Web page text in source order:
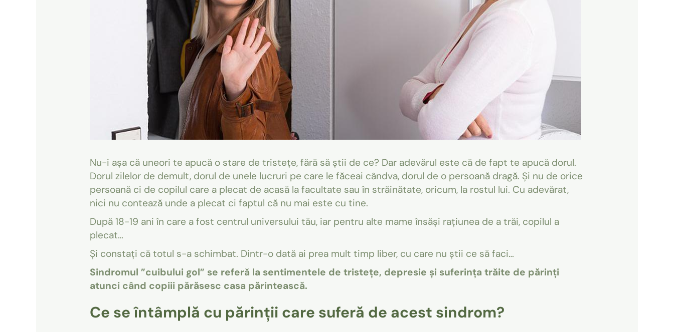
Nu-i așa că uneori te apucă o stare de tristețe, fără să știi de ce? Dar adevărul este că de fapt te apucă dorul.
Dorul zilelor de demult, dorul de unele lucruri pe care le făceai cândva, dorul de o persoană dragă. Și nu de orice
persoană ci de copilul care a plecat de acasă la facultate sau în străinătate, oricum, la rostul lui. Cu adevărat,
nici nu contează unde a plecat ci faptul că nu mai este cu tine.
După 18-19 ani în care a fost centrul universului tău, iar pentru alte mame însăși rațiunea de a trăi, copilul a
plecat…
Și constați că totul s-a schimbat. Dintr-o dată ai prea mult timp liber, cu care nu știi ce să faci…
Sindromul ”cuibului gol” se referă la sentimentele de tristețe, depresie și suferința trăite de părinți
atunci când copiii părăsesc casa părintească.
Ce se întâmplă cu părinții care suferă de acest sindrom?